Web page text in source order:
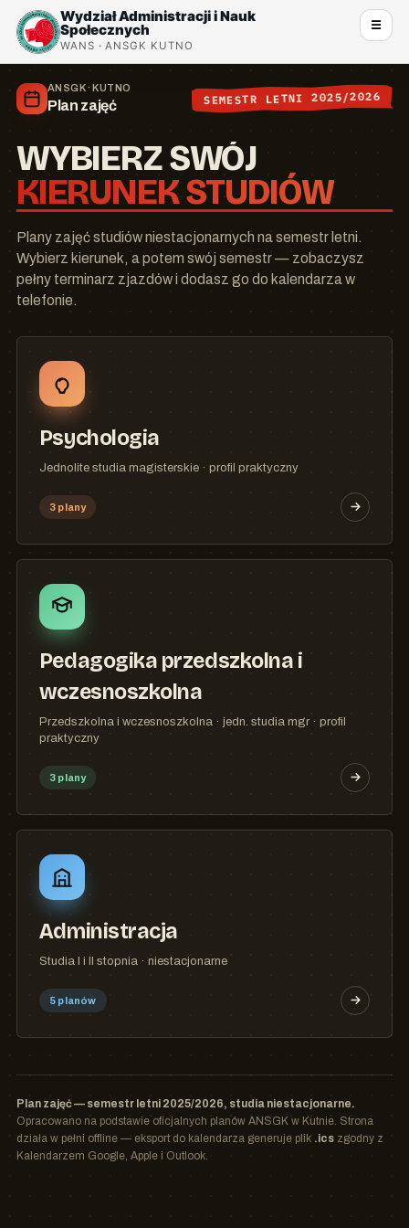
Wydział Administracji i Nauk
Społecznych
WANS · ANSGK KUTNO
☰
ANSGK · KUTNO
Plan zajęć SEMESTR LETNI 2025/2026
WYBIERZ SWÓJ
KIERUNEK STUDIÓW
Plany zajęć studiów niestacjonarnych na semestr letni.
Wybierz kierunek, a potem swój semestr — zobaczysz
pełny terminarz zjazdów i dodasz go do kalendarza w
telefonie.
Psychologia
Jednolite studia magisterskie · profil praktyczny
3 plany
Pedagogika przedszkolna i
wczesnoszkolna
Przedszkolna i wczesnoszkolna · jedn. studia mgr · profil
praktyczny
3 plany
Administracja
Studia I i II stopnia · niestacjonarne
5 planów
Plan zajęć — semestr letni 2025/2026, studia niestacjonarne.
Opracowano na podstawie oficjalnych planów ANSGK w Kutnie. Strona
działa w pełni offline — eksport do kalendarza generuje plik .icszgodny z
Kalendarzem Google, Apple i Outlook.